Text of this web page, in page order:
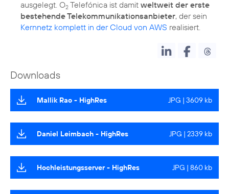
ausgelegt. O2 Telefónica ist damit weltweit der erste
bestehende Telekommunikationsanbieter, der sein
Kernnetz komplett in der Cloud von AWS realisiert.
Downloads
Mallik Rao - HighRes JPG | 3609 kb
Daniel Leimbach - HighRes JPG | 2339 kb
Hochleistungsserver - HighRes JPG | 860 kb